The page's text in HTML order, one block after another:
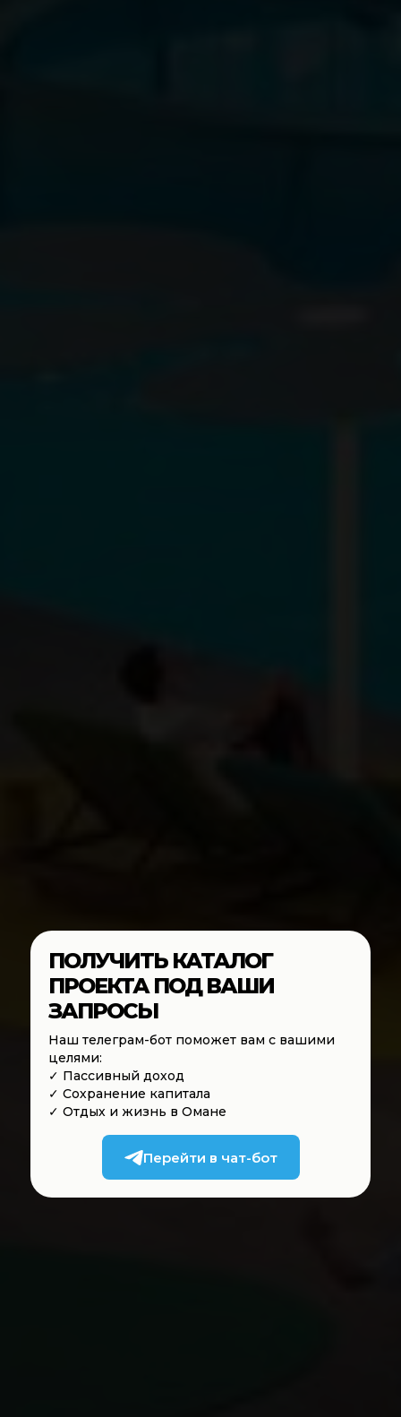
ПОЛУЧИТЬ КАТАЛОГ
ПРОЕКТА ПОД ВАШИ
ЗАПРОСЫ
Наш телеграм-бот поможет вам с вашими
целями:
✓ Пассивный доход
✓ Сохранение капитала
✓ Отдых и жизнь в Омане
Перейти в чат-бот